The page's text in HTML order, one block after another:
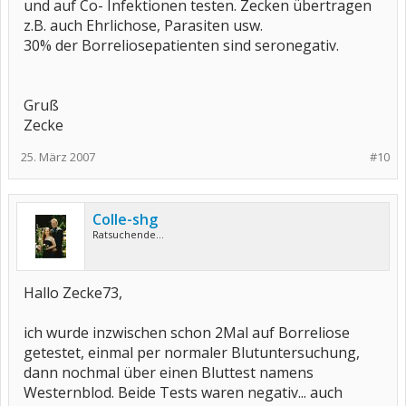
und auf Co- Infektionen testen. Zecken übertragen
z.B. auch Ehrlichose, Parasiten usw.
30% der Borreliosepatienten sind seronegativ.
Gruß
Zecke
#10
25. März 2007
Colle-shg
Ratsuchende...
Hallo Zecke73,
ich wurde inzwischen schon 2Mal auf Borreliose
getestet, einmal per normaler Blutuntersuchung,
dann nochmal über einen Bluttest namens
Westernblod. Beide Tests waren negativ... auch